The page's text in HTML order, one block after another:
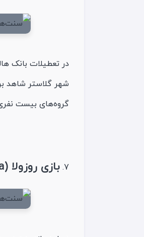
شهر گلاستر شاهد
گروه‌های بیست‌
بازی روزولا (Ruzzola) در توسکانی (Tuscany) و اومبریا (Umbria)